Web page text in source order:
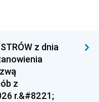
z dnia
z
r.&#8221;